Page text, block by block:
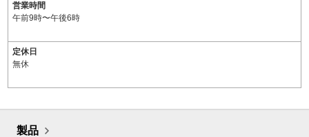
営業時間
午前9時〜午後6時
定休日
無休
製品